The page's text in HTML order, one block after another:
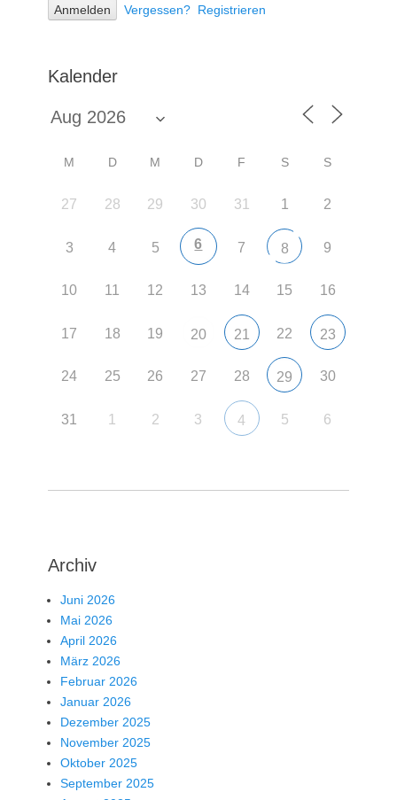
Vergessen? Registrieren
Kalender
M D M D F S S
27 28 29 30 31 1 2
3 4 5 6 7 8 9
10 11 12 13 14 15 16
17 18 19 20 21 22 23
24 25 26 27 28 29 30
31 1 2 3 4 5 6
Archiv
Juni 2026
Mai 2026
April 2026
März 2026
Februar 2026
Januar 2026
Dezember 2025
November 2025
Oktober 2025
September 2025